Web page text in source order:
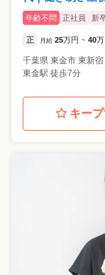
年齢不問 正社員 新
正 月給 25万円 ~ 40
千葉県 東金市 東新
東金駅 徒歩7分
キー